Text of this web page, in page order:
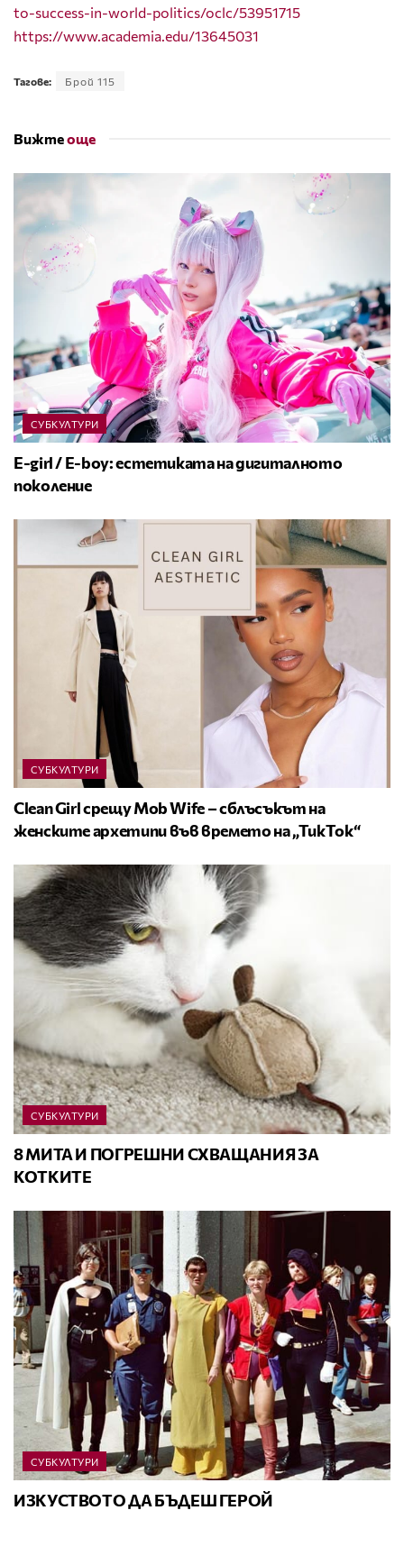
to-success-in-world-politics/oclc/53951715
https://www.academia.edu/13645031
Тагове: Брой 115
Вижтеоще
СУБКУЛТУРИ
E-girl / E-boy: естетиката на дигиталното
поколение
СУБКУЛТУРИ
Clean Girl срещу Mob Wife – сблъсъкът на
женските архетипи във времето на „ТикТок“
СУБКУЛТУРИ
8 МИТА И ПОГРЕШНИ СХВАЩАНИЯ ЗА
КОТКИТЕ
СУБКУЛТУРИ
ИЗКУСТВОТО ДА БЪДЕШ ГЕРОЙ